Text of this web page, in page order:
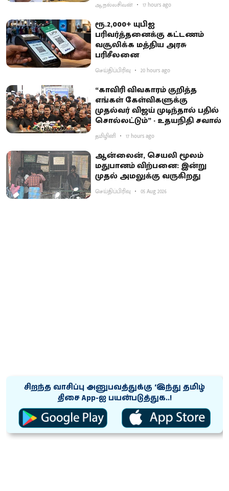
ஆ.நல்லசிவன் 17 hours ago
ரூ.2,000+ யுபிஐ
பரிவர்த்தனைக்கு கட்டணம்
வசூலிக்க மத்திய அரசு
பரிசீலனை
செய்திப்பிரிவு 20 hours ago
“காவிரி விவகாரம் குறித்த
எங்கள் கேள்விகளுக்கு
முதல்வர் விஜய் முடிந்தால் பதில்
சொல்லட்டும்” - உதயநிதி சவால்
தமிழினி 17 hours ago
ஆன்லைன், செயலி மூலம்
மதுபானம் விற்பனை: இன்று
முதல் அமலுக்கு வருகிறது
செய்திப்பிரிவு 05 Aug 2026
சிறந்த வாசிப்பு அனுபவத்துக்கு ‘இந்து தமிழ்
திசை App-ஐ பயன்படுத்துக..!